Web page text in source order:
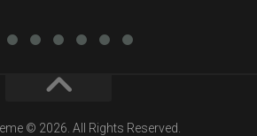
© 2026. All Rights Reserved.